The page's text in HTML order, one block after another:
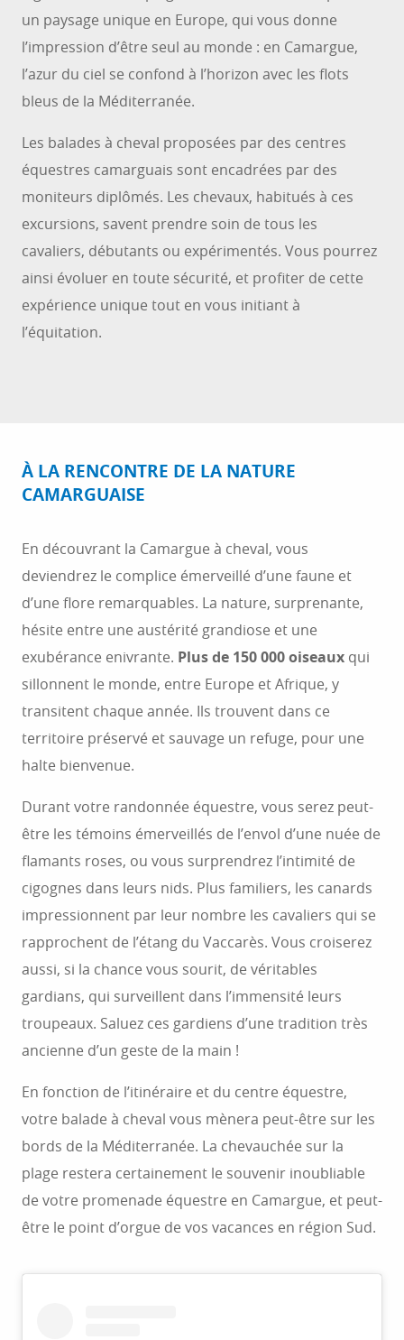
un paysage unique en Europe, qui vous donne
l’impression d’être seul au monde : en Camargue,
l’azur du ciel se confond à l’horizon avec les flots
bleus de la Méditerranée.
Les balades à cheval proposées par des centres
équestres camarguais sont encadrées par des
moniteurs diplômés. Les chevaux, habitués à ces
excursions, savent prendre soin de tous les
cavaliers, débutants ou expérimentés. Vous pourrez
ainsi évoluer en toute sécurité, et profiter de cette
expérience unique tout en vous initiant à
l’équitation.
À LA RENCONTRE DE LA NATURE
CAMARGUAISE
En découvrant la Camargue à cheval, vous
deviendrez le complice émerveillé d’une faune et
d’une flore remarquables. La nature, surprenante,
hésite entre une austérité grandiose et une
exubérance enivrante. Plus de 150 000 oiseaux qui
sillonnent le monde, entre Europe et Afrique, y
transitent chaque année. Ils trouvent dans ce
territoire préservé et sauvage un refuge, pour une
halte bienvenue.
Durant votre randonnée équestre, vous serez peut-
être les témoins émerveillés de l’envol d’une nuée de
flamants roses, ou vous surprendrez l’intimité de
cigognes dans leurs nids. Plus familiers, les canards
impressionnent par leur nombre les cavaliers qui se
rapprochent de l’étang du Vaccarès. Vous croiserez
aussi, si la chance vous sourit, de véritables
gardians, qui surveillent dans l’immensité leurs
troupeaux. Saluez ces gardiens d’une tradition très
ancienne d’un geste de la main !
En fonction de l’itinéraire et du centre équestre,
votre balade à cheval vous mènera peut-être sur les
bords de la Méditerranée. La chevauchée sur la
plage restera certainement le souvenir inoubliable
de votre promenade équestre en Camargue, et peut-
être le point d’orgue de vos vacances en région Sud.